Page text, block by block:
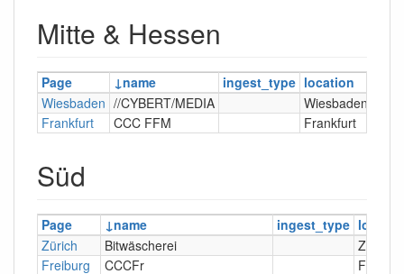
Mitte & Hessen
Page name ingest_type location
Wiesbaden //CYBERT/MEDIA
Wiesbaden
Frankfurt
CCC FFM Frankfurt
Süd
Page name ingest_type
Zürich
Bitwäscherei
Zürich
Freiburg
CCCFr